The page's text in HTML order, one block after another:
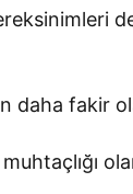
daha fakir